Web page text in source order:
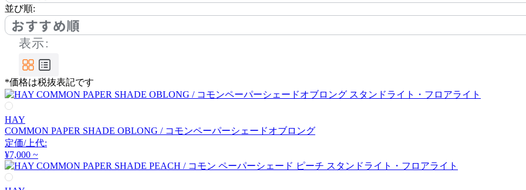
ディクラッセ
ELUX
エルックス
Estiluz
エスティルース
並び順:
おすすめ順
表示:
*価格は税抜表記です
HAY
COMMON PAPER SHADE OBLONG / コモンペーパーシェードオブロング
定価/上代:
¥7,000 ~